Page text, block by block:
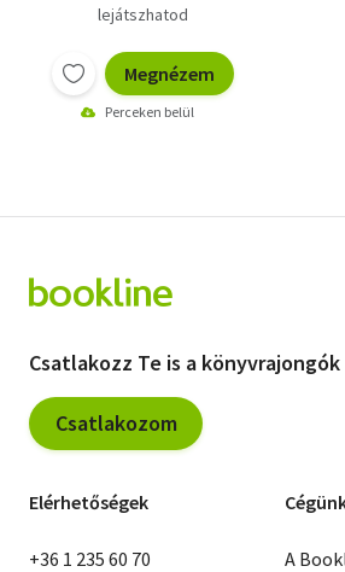
lejátszhatod
Megnézem
Perceken belül
Csatlakozz Te is a
Csatlakozom
Elérhetőségek
+36 1 235 60 70
A